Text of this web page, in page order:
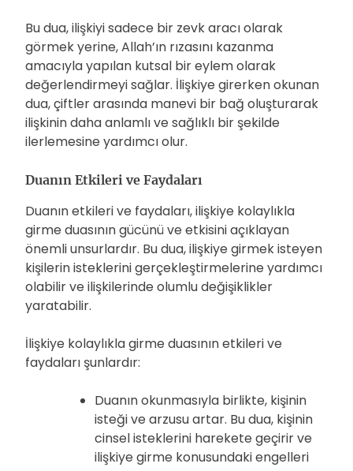
Bu dua, ilişkiyi sadece bir zevk aracı olarak
görmek yerine, Allah’ın rızasını kazanma
amacıyla yapılan kutsal bir eylem olarak
değerlendirmeyi sağlar. İlişkiye girerken okunan
dua, çiftler arasında manevi bir bağ oluşturarak
ilişkinin daha anlamlı ve sağlıklı bir şekilde
ilerlemesine yardımcı olur.
Duanın Etkileri ve Faydaları
Duanın etkileri ve faydaları, ilişkiye kolaylıkla
girme duasının gücünü ve etkisini açıklayan
önemli unsurlardır. Bu dua, ilişkiye girmek isteyen
kişilerin isteklerini gerçekleştirmelerine yardımcı
olabilir ve ilişkilerinde olumlu değişiklikler
yaratabilir.
İlişkiye kolaylıkla girme duasının etkileri ve
faydaları şunlardır:
Duanın okunmasıyla birlikte, kişinin
isteği ve arzusu artar. Bu dua, kişinin
cinsel isteklerini harekete geçirir ve
ilişkiye girme konusundaki engelleri